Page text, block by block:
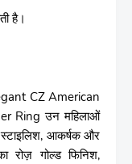
है।
CZ American
Ring उन महिलाओं
आकर्षक और
रोज़ गोल्ड फिनिश,